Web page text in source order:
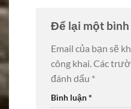
Để lại một bình
Email của bạn sẽ
công khai. Các
đánh dấu *
Bình luận*